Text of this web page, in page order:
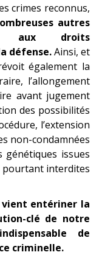
crimes reconnus,
autres
aux droits
défense.Ainsi, et
également la
l’allongement
avant jugement
des possibilités
l’extension
non-condamnées
génétiques issues
pourtant interdites
entériner la
clé de notre
de
criminelle.